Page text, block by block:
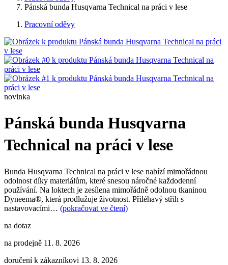
Pánská bunda Husqvarna Technical na práci v lese
Pracovní oděvy
novinka
Pánská bunda Husqvarna
Technical na práci v lese
Bunda Husqvarna Technical na práci v lese nabízí mimořádnou
odolnost díky materiálům, které snesou náročné každodenní
používání. Na loktech je zesílena mimořádně odolnou tkaninou
Dyneema®, která prodlužuje životnost. Přiléhavý střih s
nastavovacími… (pokračovat ve čtení)
na dotaz
na prodejně 11. 8. 2026
doručení k zákazníkovi 13. 8. 2026